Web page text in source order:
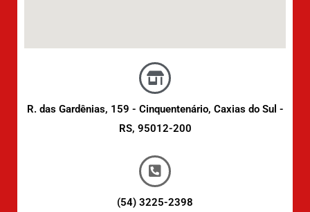
R. das Gardênias, 159 - Cinquentenário, Caxias do Sul -
RS, 95012-200
(54) 3225-2398